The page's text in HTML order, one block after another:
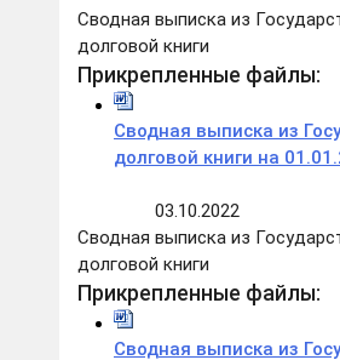
Сводная выписка из
долговой книги
Прикрепленные файлы:
Сводная выписка из
долговой книги на
03.10.2022
Сводная выписка из
долговой книги
Прикрепленные файлы:
Сводная выписка из